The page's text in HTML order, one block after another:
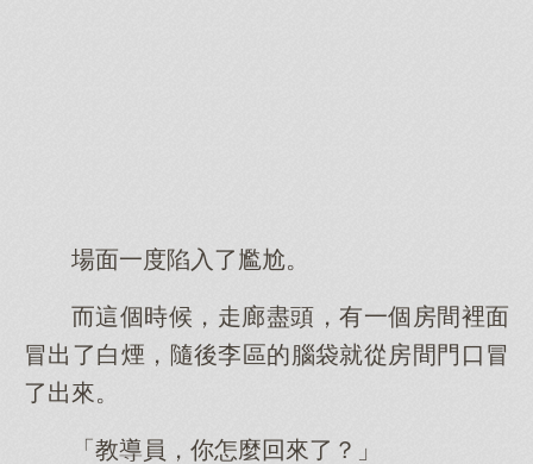
場面一度陷入了尷尬。
而這個時候，走廊盡頭，有一個房間裡面
冒出了白煙，隨後李區的腦袋就從房間門口冒
了出來。
「教導員，你怎麼回來了？」